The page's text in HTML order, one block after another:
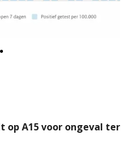
A15 voor ongeval ter